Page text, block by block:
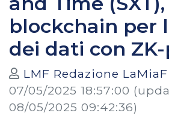
blockchain per
dei dati con
LMF Redazione
07/05/2025 18:57:00
08/05/2025 09:42:36)